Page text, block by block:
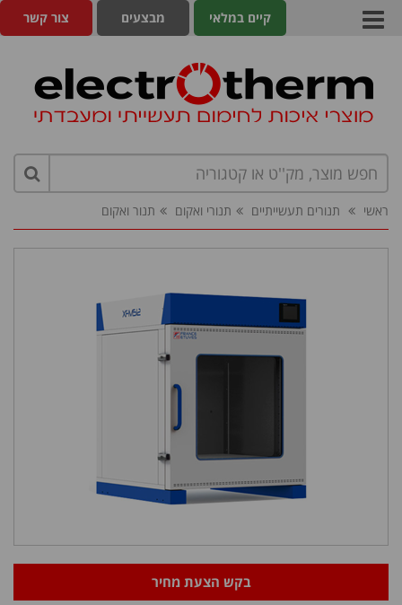
צור קשר מבצעים קיים במלאי
ראשי תנורים תעשייתיים תנורי ואקום תנור ואקום
בקש הצעת מחיר